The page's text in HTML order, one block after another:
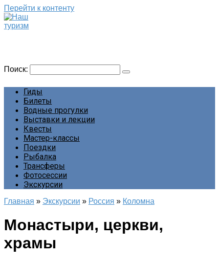
Перейти к контенту
Поиск:
Гиды
Билеты
Водные прогулки
Выставки и лекции
Квесты
Мастер-классы
Поездки
Рыбалка
Трансферы
Фотосессии
Экскурсии
Главная » Экскурсии » Россия » Коломна
Монастыри, церкви,
храмы